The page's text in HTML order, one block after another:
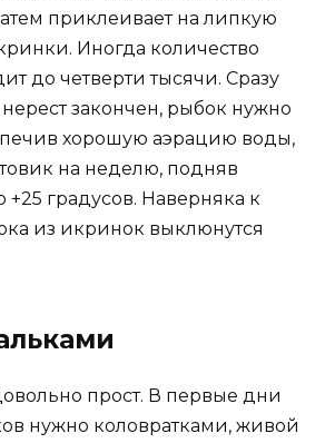
приклеивает на липкую
Иногда количество
до четверти тысячи. Сразу
нерест закончен, рыбок нужно
хорошую аэрацию воды,
на неделю, подняв
+25 градусов. Наверняка к
из икринок выклюнутся
прост. В первые дни
нужно коловратками, живой